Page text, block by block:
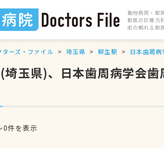
動物病院・獣
獣医の診療方
街の頼れる獣
ーズ・ファイル 埼玉県 柳生駅 日本歯周
埼玉県)、日本歯周病学会
0件を表示